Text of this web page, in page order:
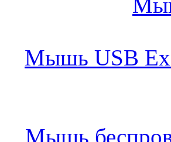
Мышь USB
Мышь